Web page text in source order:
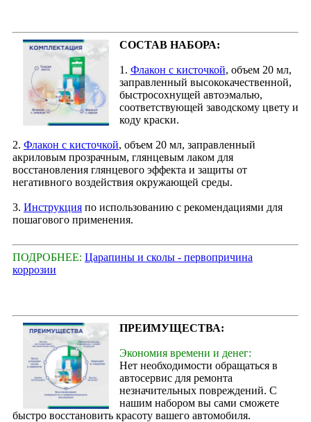
СОСТАВ НАБОРА:
1. Флакон с кисточкой, объем 20 мл,
заправленный высококачественной,
быстросохнущей автоэмалью,
соответствующей заводскому цвету и
коду краски.
2. Флакон с кисточкой, объем 20 мл, заправленный
акриловым прозрачным, глянцевым лаком для
восстановления глянцевого эффекта и защиты от
негативного воздействия окружающей среды.
3. Инструкция по использованию с рекомендациями для
пошагового применения.
ПОДРОБНЕЕ: Царапины и сколы - первопричина
коррозии
ПРЕИМУЩЕСТВА:
Экономия времени и денег:
Нет необходимости обращаться в
автосервис для ремонта
незначительных повреждений. С
нашим набором вы сами сможете
быстро восстановить красоту вашего автомобиля.